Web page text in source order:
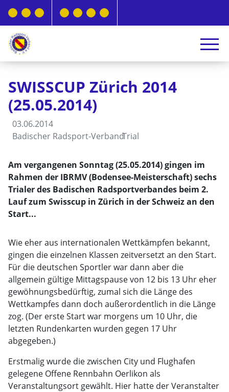
SWISSCUP Zürich 2014
(25.05.2014)
03.06.2014
Badischer Radsport-VerbandTrial
Am vergangenen Sonntag (25.05.2014) gingen im
Rahmen der IBRMV (Bodensee-Meisterschaft) sechs
Trialer des Badischen Radsportverbandes beim 2.
Lauf zum Swisscup in Zürich in der Schweiz an den
Start...
Wie eher aus internationalen Wettkämpfen bekannt,
gingen die einzelnen Klassen zeitversetzt an den Start.
Für die deutschen Sportler war dann aber die
allgemein gültige Mittagspause von 12 bis 13 Uhr eher
gewöhnungsbedürftig, zumal sich die Länge des
Wettkampfes dann doch außerordentlich in die Länge
zog. (Der erste Start war morgens um 10 Uhr, die
letzten Rundenkarten wurden gegen 17 Uhr
abgegeben.)
Erstmalig wurde die zwischen City und Flughafen
gelegene Offene Rennbahn Oerlikon als
Veranstaltungsort gewählt. Hier hatte der Veranstalter